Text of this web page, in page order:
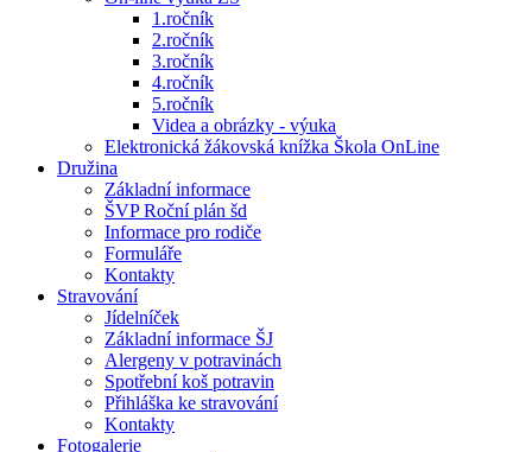
1.ročník
2.ročník
3.ročník
4.ročník
5.ročník
Videa a obrázky - výuka
Elektronická žákovská knížka Škola OnLine
Družina
Základní informace
ŠVP Roční plán šd
Informace pro rodiče
Formuláře
Kontakty
Stravování
Jídelníček
Základní informace ŠJ
Alergeny v potravinách
Spotřební koš potravin
Přihláška ke stravování
Kontakty
Fotogalerie